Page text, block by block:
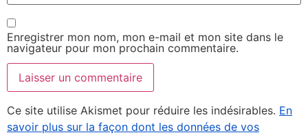
Enregistrer mon nom, mon e-mail et mon site dans le
navigateur pour mon prochain commentaire.
Ce site utilise Akismet pour réduire les indésirables. En
savoir plus sur la façon dont les données de vos